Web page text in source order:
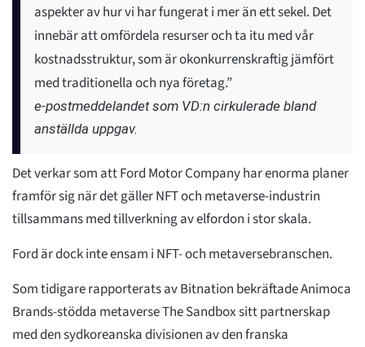
aspekter av hur vi har fungerat i mer än ett sekel. Det
innebär att omfördela resurser och ta itu med vår
kostnadsstruktur, som är okonkurrenskraftig jämfört
med traditionella och nya företag.”
e-postmeddelandet som VD:n cirkulerade bland
anställda uppgav.
Det verkar som att Ford Motor Company har enorma planer
framför sig när det gäller NFT och metaverse-industrin
tillsammans med tillverkning av elfordon i stor skala.
Ford är dock inte ensam i NFT- och metaversebranschen.
Som tidigare rapporterats av Bitnation bekräftade Animoca
Brands-stödda metaverse The Sandbox sitt partnerskap
med den sydkoreanska divisionen av den franska